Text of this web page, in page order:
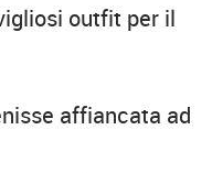
outfit per il
affiancata ad